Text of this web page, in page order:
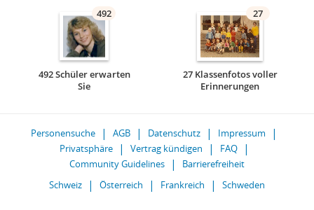
492
492 Schüler erwarten
Sie
27
27 Klassenfotos voller
Erinnerungen
Personensuche AGB Datenschutz
Impressum
Privatsphäre
Vertrag kündigen
FAQ
Community Guidelines
Barrierefreiheit
Schweiz
Österreich Frankreich Schweden